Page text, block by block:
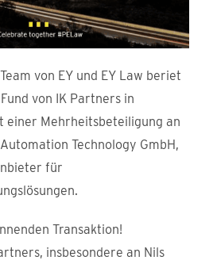
von EY und EY Law beriet
von IK Partners in
einer Mehrheitsbeteiligung an
Technology GmbH,
für
Transaktion!
insbesondere an Nils